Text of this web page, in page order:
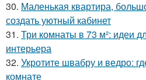
30. Маленькая квартира,
создать уютный кабинет
31. Три комнаты в 73 м²: идеи
интерьера
32. Укротите швабру и ведро:
комнате